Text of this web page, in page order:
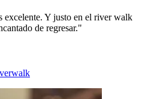
excelente. Y justo en el river walk
de regresar."